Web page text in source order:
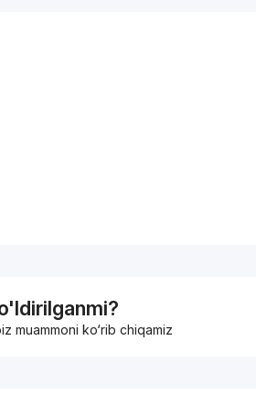
варианты по всему городу.
пишите в телеграмм
muammoni ko‘rib chiqamiz